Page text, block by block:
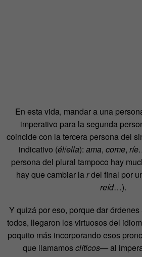
En esta vida, mandar a una
imperativo para la segunda
coincide con la tercera persona del
indicativo (él/ella): ama, come,
persona del plural tampoco hay
hay que cambiar lardel final por
reíd…).
Y quizá por eso, porque dar
todos, llegaron los virtuosos del
poquito más incorporando esos
que llamamosclíticos—al